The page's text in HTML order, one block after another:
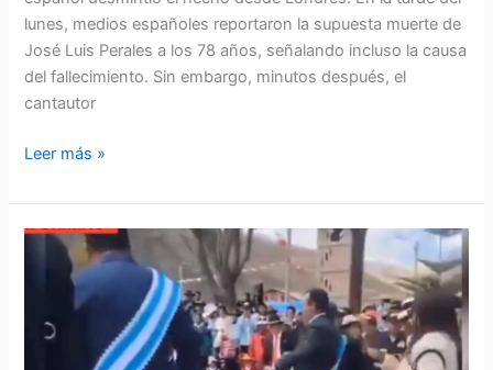
lunes, medios españoles reportaron la supuesta muerte de
José Luis Perales a los 78 años, señalando incluso la causa
del fallecimiento. Sin embargo, minutos después, el
cantautor
Leer más »
Indignación
por